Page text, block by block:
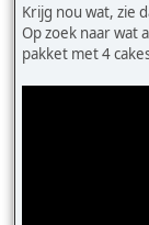
Krijg nou wat, zie
Op zoek naar wat
pakket met 4